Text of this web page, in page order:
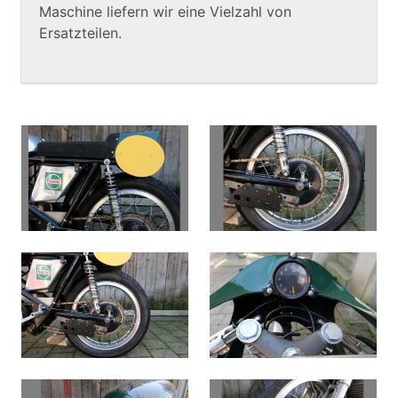
Maschine liefern wir eine Vielzahl von
Ersatzteilen.